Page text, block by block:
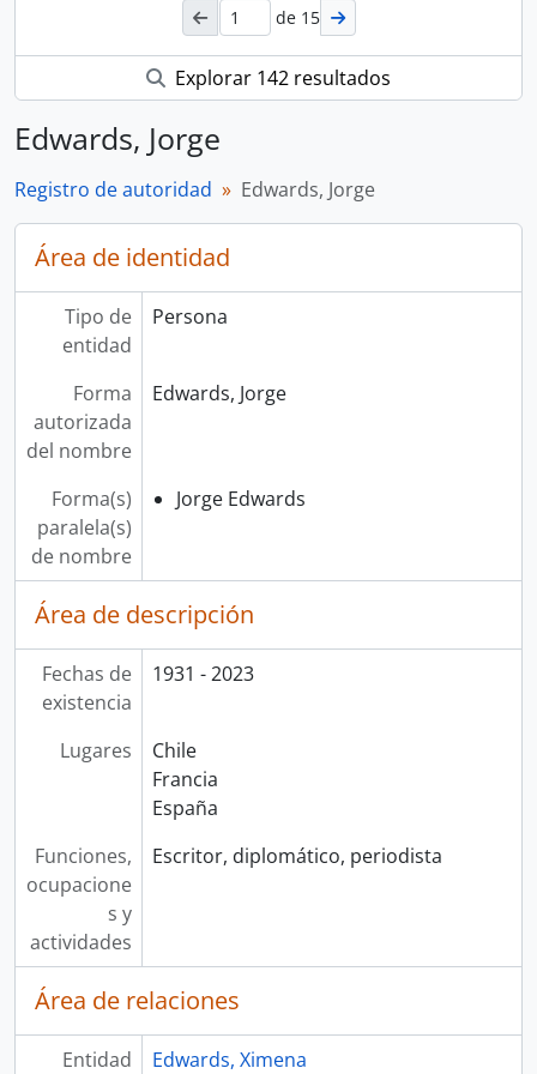
de 15
Explorar 142 resultados
Edwards, Jorge
Registro de autoridad Edwards, Jorge
Área de identidad
Tipo de
entidad
Persona
Forma
autorizada
del nombre
Edwards, Jorge
Forma(s)
paralela(s)
de nombre
Jorge Edwards
Área de descripción
Fechas de
existencia
1931 - 2023
Lugares
Chile
Francia
España
Funciones,
ocupacione
s y
actividades
Escritor, diplomático, periodista
Área de relaciones
Entidad
Edwards, Ximena